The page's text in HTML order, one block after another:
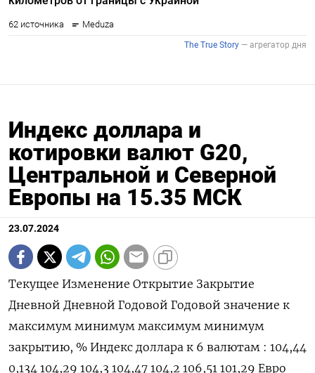
Индекс доллара и
котировки валют G20,
Центральной и Северной
Европы на 15.35 МСК
23.07.2024
Текущее Изменение Открытие Закрытие Дневной Дневной Годовой Годовой значение к максимум минимум максимум минимум закрытию, % Индекс доллара к 6 валютам : 104,44 0,134 104,29 104,3 104,47 104,2 106,51 101,29 Евро 1,0858 -0,28 1,089 1,0889 1,0896 1,0857 1,1044 1,0602 Японская иена 156,2 -0,51 157,01 157 157,1 155,83 161,99 140,82 Британский фунт 1,2907 -0,19 1,2931 1,2932 1,2934 1,2889 1,3044 1,23 Канадский доллар 1,3762 0,08 1,3752 1,3751 1,3773 1,3753 1,3846 1,323 Шведская крона 10,7607 0,41 10,7152 10,7168 10,7616 10,7066 11,0487 10,0558 Швейцарский франк 0,8916 0,24 0,8895 0,8895 0,892 0,8889 0,9224 0,84 Валюты G20: Аргентинский песо 925,5 0,16 0 925,5 0 0 926,24 810,65 Австралийский доллар 0,6619 -0,35 0,6642 0,6642 0,6645 0,6621 0,6839 0,6363 Бразильский реал 5,6042 0,47 5,5784 5,5779 5,6049 5,5673 5,7009 4,8314 Индийская рупия 83,675 0,03 83,654 83,6514 83,715 83,615 83,739 82,65 Индонезийская рупия 16 205 -0,06 16 210 16 215 16 220 16 190 16 493 15 450 Китайский юань 7,2745 0,01 7,2729 7,2736 7,2748 7,2729 7,2761 7,1097 Мексиканский песо 18,0177 0,52 17,925 17,925 18,03 17,9335 18,986 16,2645 Российский рубль 87,2 -0,73 87,9 87,8455 88,2955 85,9295 95,4705 82,02 Саудовский риал 3,7509 0 3,7508 3,7508 3,7511 3,7506 3,7521 3,7483 Турецкая лира 32,9171 0,03 32,8813 32,9085 32,9949 32,8982 33,1682 29,567 Южнокорейская вона 1 386,21 -0,06 1 386,99 1 386,99 1 387,76 1 382,64 1 400,15 1 291,17 Южноафриканский ранд 18,4078 0,85 18,2616 18,252 18,4489 18,2416 19,3912 17,8718 Европа: Польский злотый 3,9409 0,38 3,9256 3,9258 3,9422 3,9267 4,1235 3,892 Чешская крона 23,377 0,91 23,171 23,166 23,381 23,167 23,883 22,308 Венгерский форинт 359,87 0,67 357,38 357,48 359,95 357,53 373,51 343,35 Норвежская крона 11,0308 0,86 10,9402 10,9366 11,0325 10,9429 11,1375 10,1432